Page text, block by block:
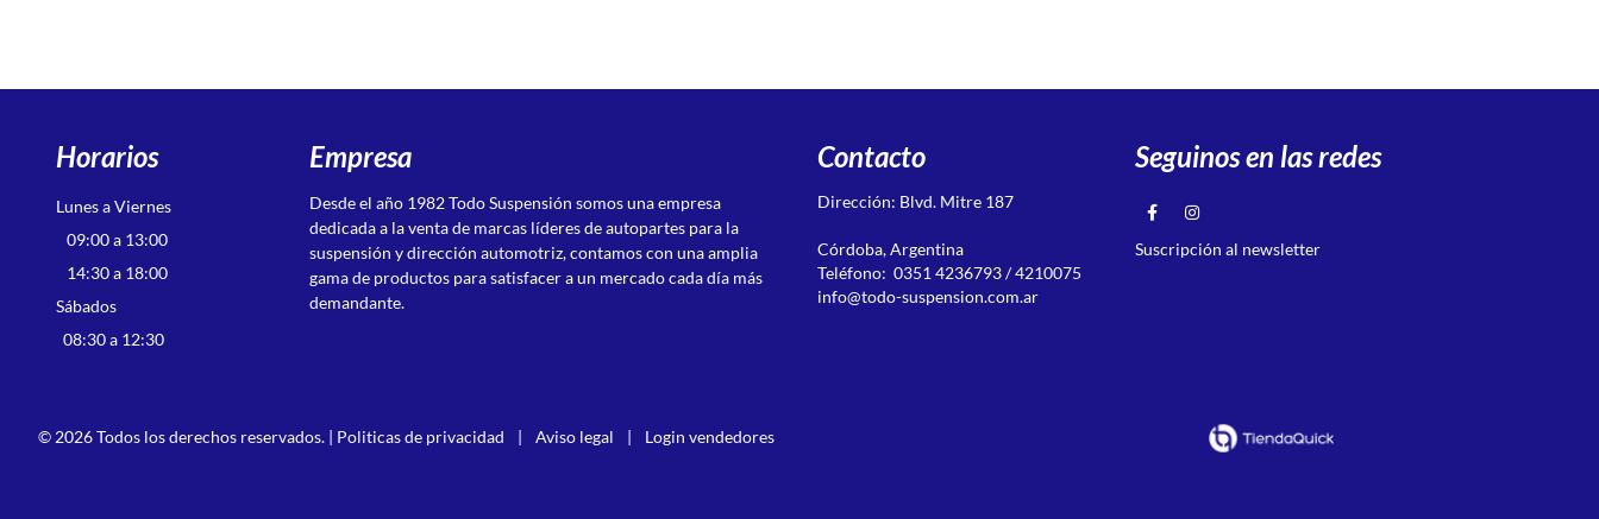
Horarios
Lunes a Viernes
09:00 a 13:00
14:30 a 18:00
Sábados
08:30 a 12:30
Empresa
Desde el año 1982 Todo Suspensión somos una empresa
dedicada a la venta de marcas líderes de autopartes para la
suspensión y dirección automotriz, contamos con una amplia
gama de productos para satisfacer a un mercado cada día más
demandante.
Contacto
Dirección: Blvd. Mitre 187
Córdoba, Argentina
Teléfono: 0351 4236793 / 4210075
info@todo-suspension.com.ar
Seguinos en las redes
Suscripción al newsletter
© 2026 Todos los derechos reservados. | Politicas de privacidad | Aviso legal | Login vendedores